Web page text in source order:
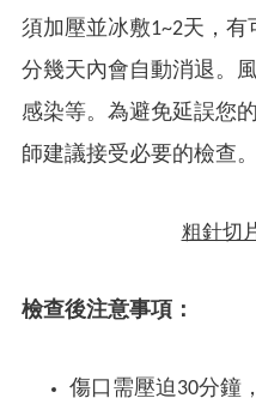
須加壓並冰敷1~2天，
分幾天內會自動消退。
感染等。為避免延誤您
師建議接受必要的檢查。
粗針切
檢查後注意事項：
傷口需壓迫30分鐘